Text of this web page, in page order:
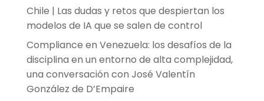
Chile | Las dudas y retos que despiertan los
modelos de IA que se salen de control
Compliance en Venezuela: los desafíos de la
disciplina en un entorno de alta complejidad,
una conversación con José Valentín
González de D’Empaire